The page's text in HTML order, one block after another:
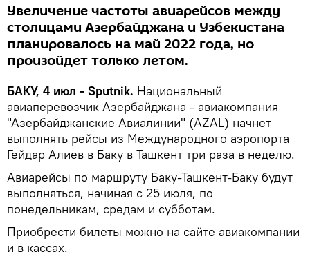
Увеличение частоты авиарейсов между
столицами Азербайджана и Узбекистана
планировалось на май 2022 года, но
произойдет только летом.
БАКУ, 4 июл - Sputnik. Национальный
авиаперевозчик Азербайджана - авиакомпания
"Азербайджанские Авиалинии" (AZAL) начнет
выполнять рейсы из Международного аэропорта
Гейдар Алиев в Баку в Ташкент три раза в неделю.
Авиарейсы по маршруту Баку-Ташкент-Баку будут
выполняться, начиная с 25 июля, по
понедельникам, средам и субботам.
Приобрести билеты можно на сайте авиакомпании
и в кассах.